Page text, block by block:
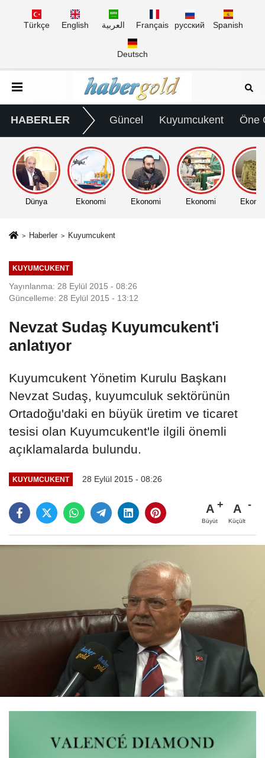
Türkçe English العربية Français русский Spanish
Deutsch
HABERLER Güncel Kuyumcukent Öne
Dünya Ekonomi Ekonomi Ekonomi
Haberler Kuyumcukent
KUYUMCUKENT
Yayınlanma: 28 Eylül 2015 - 08:26
Güncelleme: 28 Eylül 2015 - 13:12
Nevzat Sudaş Kuyumcukent'i
anlatıyor
Kuyumcukent Yönetim Kurulu Başkanı
Nevzat Sudaş, kuyumculuk sektörünün
Ortadoğu'daki en büyük üretim ve ticaret
tesisi olan Kuyumcukent'le ilgili önemli
açıklamalarda bulundu.
KUYUMCUKENT 28 Eylül 2015 - 08:26
A
Büyüt
A
Küçült